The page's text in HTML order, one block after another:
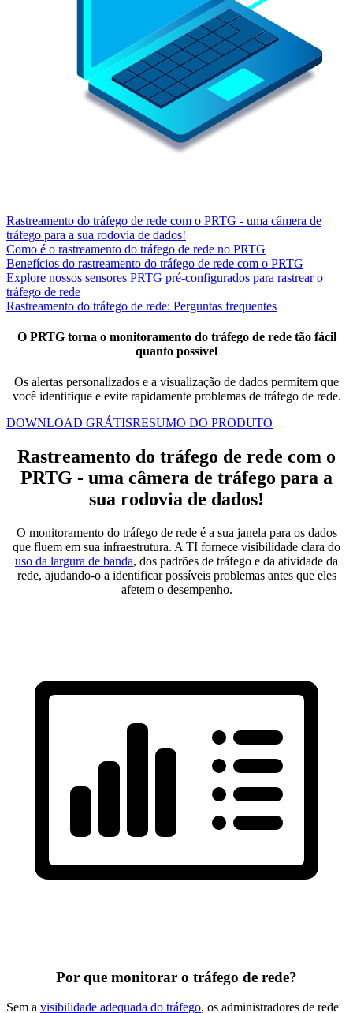
Rastreamento do tráfego de rede com o PRTG - uma câmera de
tráfego para a sua rodovia de dados!
Como é o rastreamento do tráfego de rede no PRTG
Benefícios do rastreamento do tráfego de rede com o PRTG
Explore nossos sensores PRTG pré-configurados para rastrear o
tráfego de rede
Rastreamento do tráfego de rede: Perguntas frequentes
O PRTG torna o monitoramento do tráfego de rede tão fácil
quanto possível
Os alertas personalizados e a visualização de dados permitem que
você identifique e evite rapidamente problemas de tráfego de rede.
DOWNLOAD GRÁTISRESUMO DO PRODUTO
Rastreamento do tráfego de rede com o
PRTG - uma câmera de tráfego para a
sua rodovia de dados!
O monitoramento do tráfego de rede é a sua janela para os dados
que fluem em sua infraestrutura. A TI fornece visibilidade clara do
uso da largura de banda, dos padrões de tráfego e da atividade da
rede, ajudando-o a identificar possíveis problemas antes que eles
afetem o desempenho.
Por que monitorar o tráfego de rede?
Sem a visibilidade adequada do tráfego, os administradores de rede